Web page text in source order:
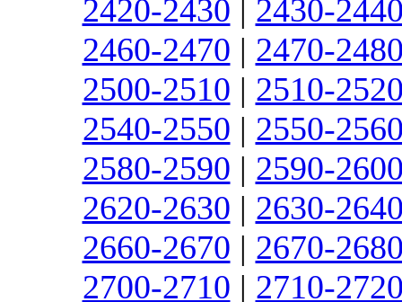
2420-2430 | 2430-
2460-2470 | 2470-
2500-2510 | 2510-
2540-2550 | 2550-
2580-2590 | 2590-
2620-2630 | 2630-
2660-2670 | 2670-
2700-2710 | 2710-